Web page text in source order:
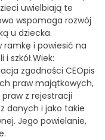
uwielbiają te
wspomaga rozwój
u dziecka.
ramkę i powiesić na
szkół.Wiek:
zgodności CEOpis
praw majątkowych,
z rejestracji
danych i jako takie
Jego powielanie,